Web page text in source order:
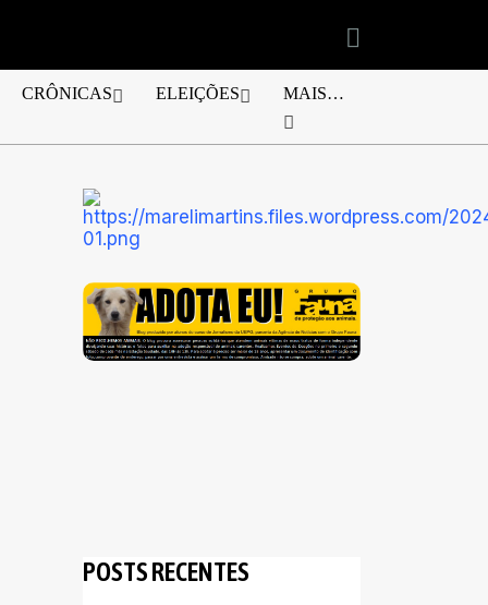
CRÔNICAS ELEIÇÕES MAIS…
POSTS RECENTES